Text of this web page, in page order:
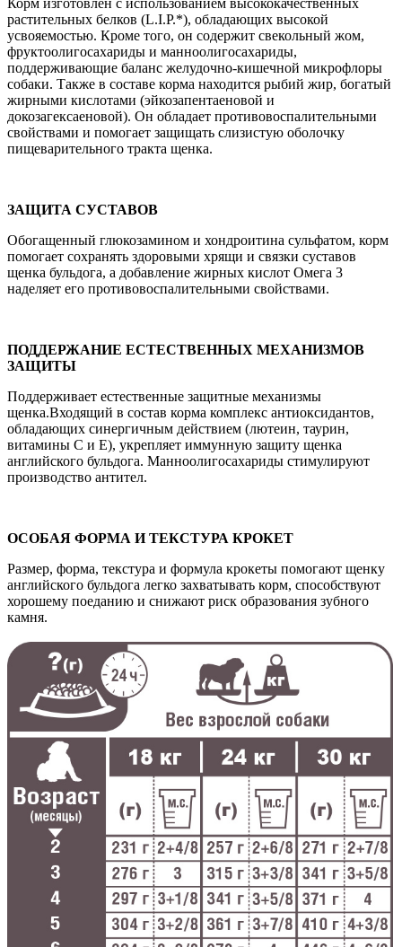
Корм изготовлен с использованием высококачественных
растительных белков (L.I.P.*), обладающих высокой
усвояемостью. Кроме того, он содержит свекольный жом,
фруктоолигосахариды и манноолигосахариды,
поддерживающие баланс желудочно-кишечной микрофлоры
собаки. Также в составе корма находится рыбий жир, богатый
жирными кислотами (эйкозапентаеновой и
докозагексаеновой). Он обладает противовоспалительными
свойствами и помогает защищать слизистую оболочку
пищеварительного тракта щенка.
ЗАЩИТА СУСТАВОВ
Обогащенный глюкозамином и хондроитина сульфатом, корм
помогает сохранять здоровыми хрящи и связки суставов
щенка бульдога, а добавление жирных кислот Омега 3
наделяет его противовоспалительными свойствами.
ПОДДЕРЖАНИЕ ЕСТЕСТВЕННЫХ МЕХАНИЗМОВ
ЗАЩИТЫ
Поддерживает естественные защитные механизмы
щенка.Входящий в состав корма комплекс антиоксидантов,
обладающих синергичным действием (лютеин, таурин,
витамины С и Е), укрепляет иммунную защиту щенка
английского бульдога. Манноолигосахариды стимулируют
производство антител.
ОСОБАЯ ФОРМА И ТЕКСТУРА КРОКЕТ
Размер, форма, текстура и формула крокеты помогают щенку
английского бульдога легко захватывать корм, способствуют
хорошему поеданию и снижают риск образования зубного
камня.